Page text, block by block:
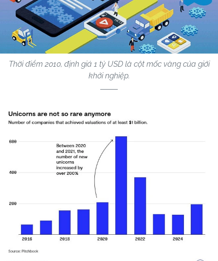
Thời điểm 2010, định giá 1 tỷ USD là cột mốc vàng của giới
khởi nghiệp.